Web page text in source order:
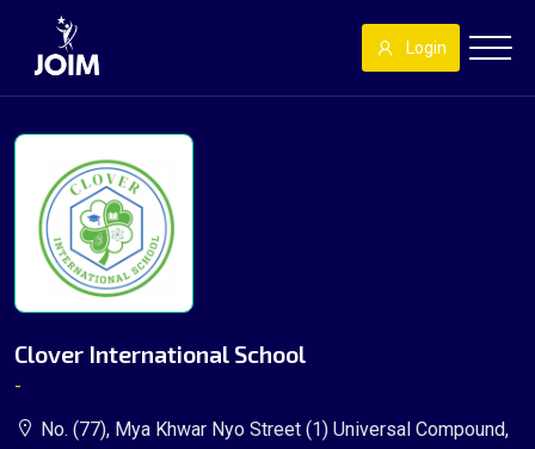
Login
Clover International School
-
No. (77), Mya Khwar Nyo Street (1) Universal Compound,